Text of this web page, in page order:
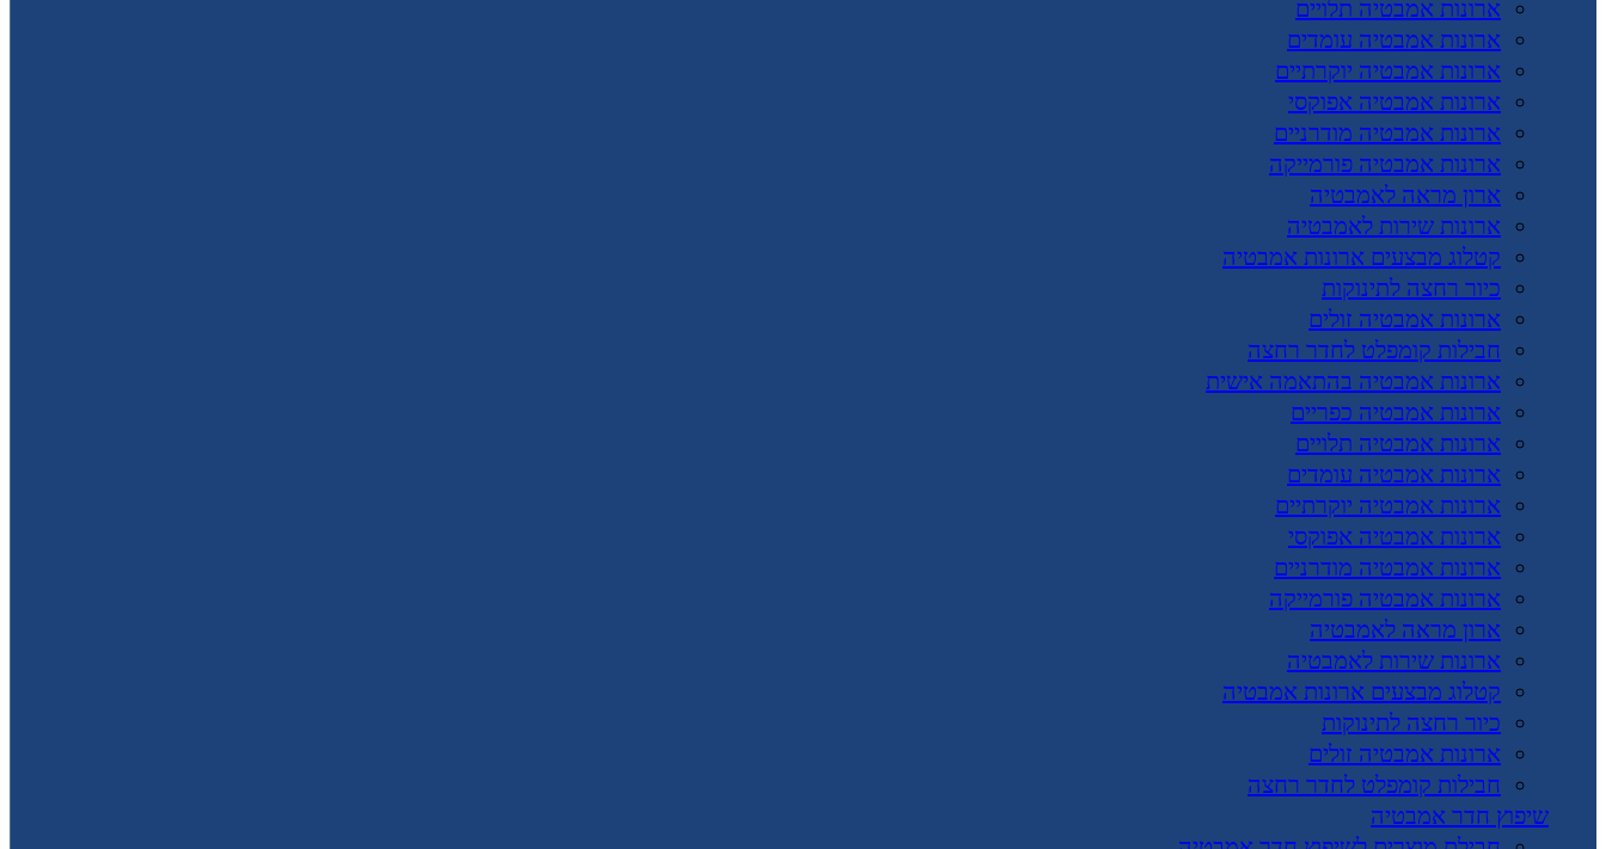
ארונות אמבטיה תלויים
ארונות אמבטיה עומדים
ארונות אמבטיה יוקרתיים
ארונות אמבטיה אפוקסי
ארונות אמבטיה מודרניים
ארונות אמבטיה פורמייקה
ארון מראה לאמבטיה
ארונות שירות לאמבטיה
קטלוג מבצעים ארונות אמבטיה
כיור רחצה לתינוקות
ארונות אמבטיה זולים
חבילות קומפלט לחדר רחצה
ארונות אמבטיה בהתאמה אישית
ארונות אמבטיה כפריים
ארונות אמבטיה תלויים
ארונות אמבטיה עומדים
ארונות אמבטיה יוקרתיים
ארונות אמבטיה אפוקסי
ארונות אמבטיה מודרניים
ארונות אמבטיה פורמייקה
ארון מראה לאמבטיה
ארונות שירות לאמבטיה
קטלוג מבצעים ארונות אמבטיה
כיור רחצה לתינוקות
ארונות אמבטיה זולים
חבילות קומפלט לחדר רחצה
שיפוץ חדר אמבטיה